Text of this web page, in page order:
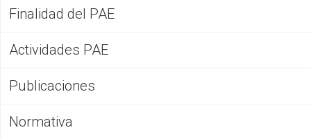
ATD
Documentos
CFP
Finalidad del PAE
Actividades PAE
Publicaciones
Normativa